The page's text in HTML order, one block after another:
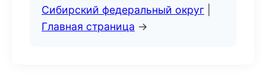
Сибирский федеральный округ
Главная страница →